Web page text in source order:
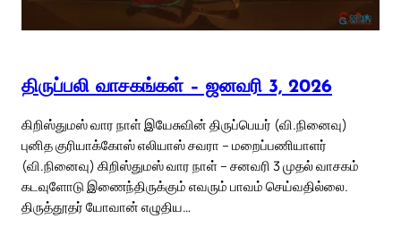
திருப்பலி வாசகங்கள் – ஜனவரி 3, 2026
கிறிஸ்துமஸ் வார நாள் இயேசுவின் திருப்பெயர் (வி.நினைவு)
புனித குரியாக்கோஸ் எலியாஸ் சவரா – மறைப்பணியாளர்
(வி.நினைவு) கிறிஸ்துமஸ் வார நாள் – சனவரி 3 முதல் வாசகம்
கடவுளோடு இணைந்திருக்கும் எவரும் பாவம் செய்வதில்லை.
திருத்தூதர் யோவான் எழுதிய…